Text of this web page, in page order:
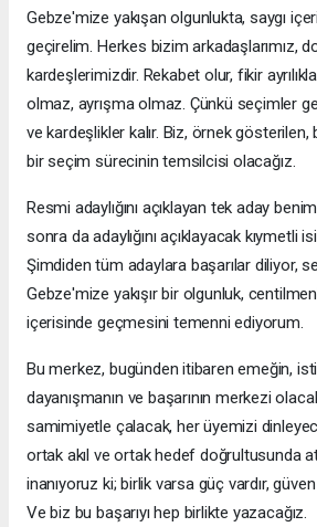
Gebze'mize yakışan olgunlukta, saygı
geçirelim. Herkes bizim arkadaşlarımız,
kardeşlerimizdir. Rekabet olur, fikir
olmaz, ayrışma olmaz. Çünkü seçimler
ve kardeşlikler kalır. Biz, örnek
bir seçim sürecinin temsilcisi olacağız.
Resmi adaylığını açıklayan tek aday
sonra da adaylığını açıklayacak kıymetli
Şimdiden tüm adaylara başarılar diliyor,
Gebze'mize yakışır bir olgunluk,
içerisinde geçmesini temenni ediyorum.
Bu merkez, bugünden itibaren emeğin,
dayanışmanın ve başarının merkezi
samimiyetle çalacak, her üyemizi
ortak akıl ve ortak hedef doğrultusunda
inanıyoruz ki; birlik varsa güç vardır,
Ve biz bu başarıyı hep birlikte yazacağız.